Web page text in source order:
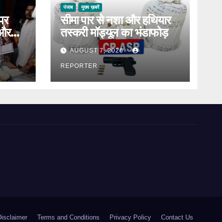
पंजाब मुख्य ख़बरें
सीमा पार से नशा और हथियार
तस्करी मॉड्यूल का भंडाफोड़
AUGUST 7, 2026
REPORTER
Terms and Conditions Privacy Policy Contact Us